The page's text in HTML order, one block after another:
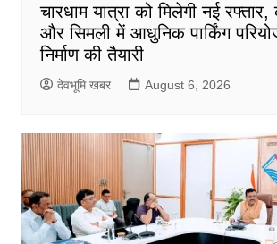
चारधाम यात्रा को मिलेगी नई रफ्तार,
और सिमली में आधुनिक पार्किंग
निर्माण की तैयारी
देवभूमि खबर August 6, 2026